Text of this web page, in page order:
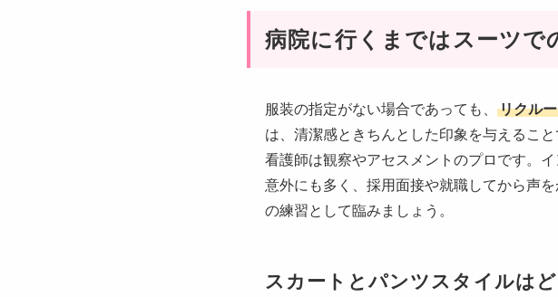
病院に行くまではスーツで
服装の指定がない場合であっても、 リクル
は、清潔感ときちんとした印象を与えること
看護師は観察やアセスメントのプロです。
意外にも多く、採用面接や就職してから声
の練習として臨みましょう。
スカートとパンツスタイルは